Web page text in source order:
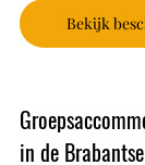
Bekijk
in de